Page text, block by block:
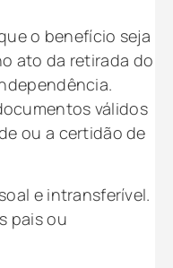
o benefício seja
ato da retirada do
válidos
ou a certidão de
e intransferível.
pais ou